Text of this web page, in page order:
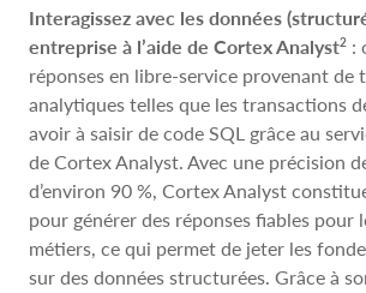
Interagissez avec les données
entreprise à l’aide de Cortex Analyst2 :
réponses en libre-service provenant de
analytiques telles que les transactions
avoir à saisir de code SQL grâce au
de Cortex Analyst. Avec une précision
d’environ 90 %, Cortex Analyst
pour générer des réponses fiables pour
métiers, ce qui permet de jeter les
sur des données structurées. Grâce à